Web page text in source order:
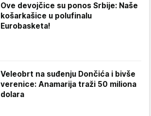
Ove devojčice su ponos Srbije: Naše
košarkašice u polufinalu
Eurobasketa!
Veleobrt na suđenju Dončića i bivše
verenice: Anamarija traži 50 miliona
dolara